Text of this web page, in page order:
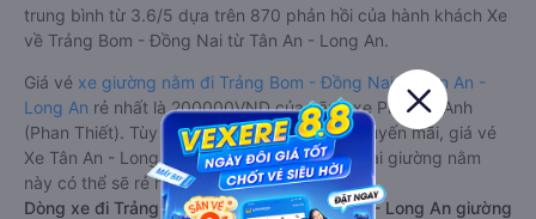
trung bình từ 3.6/5 dựa trên 870 phản hồi của hành khách Xe
về Trảng Bom - Đồng Nai từ Tân An - Long An.
Giá vé xe giường nằm đi Trảng Bom - Đồng Nai từ Tân An -
Long An rẻ nhất là 200000VND của hãng xe Phương Anh
(Phan Thiết). Tùy thuộc vào chương trình khuyến mãi, giá vé
Xe Tân An - Long An đi Trảng Bom - Đồng Nai giường nằm
này có thể sẽ rẻ hơn.
Dòng xe đi Trảng Bom - Đồng Nai từ Tân An - Long An giường